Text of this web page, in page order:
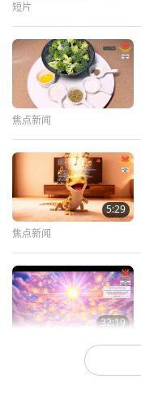
短片
焦点新闻
5:29
焦点新闻
32:19
关于地球的古预言